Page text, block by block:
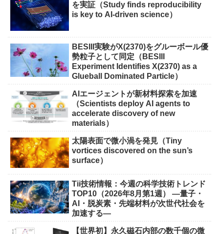
を実証（Study finds reproducibility
is key to AI-driven science）
BESIII実験がX(2370)をグルーボール優
勢粒子として同定（BESIII
Experiment Identifies X(2370) as a
Glueball Dominated Particle）
AIエージェントが新材料探索を加速
（Scientists deploy AI agents to
accelerate discovery of new
materials）
太陽表面で微小渦を発見（Tiny
vortices discovered on the sun’s
surface）
Tii技術情報：今週の科学技術トレンド
TOP10（2026年8月第1週） ―量子・
AI・脱炭素・先端材料が次世代社会を
加速する―
【世界初】永久磁石内部の数千個の微